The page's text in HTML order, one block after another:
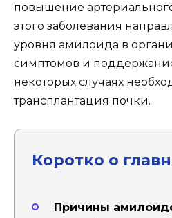
повышение
этого заболевания
уровня амилоида в
симптомов и
некоторых случаях
трансплантация почки.
Коротко о
Причины